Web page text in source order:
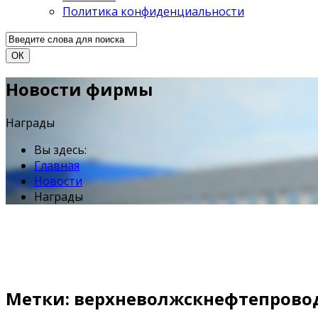
Политика конфиденциальности
ОК
Новости фирмы
Награды
Вы здесь:
Главная
Новости
Награды
Метки: